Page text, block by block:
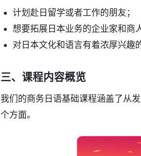
计划赴日留学或者工作的朋友；
想要拓展日本业务的企业家和商人
对日本文化和语言有着浓厚兴趣
三、课程内容概览
我们的商务日语基础课程涵盖了从
个方面。